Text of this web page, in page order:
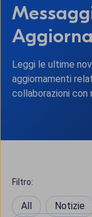
Leggi le ultime
aggiornamenti
collaborazioni con
Filtro:
All Notizie